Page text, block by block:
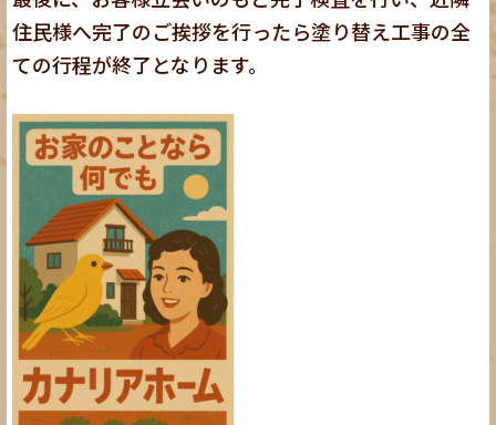
住民様へ完了のご挨拶を行ったら塗り替え工事の全
ての行程が終了となります。